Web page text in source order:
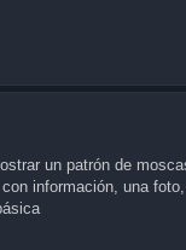
un patrón de
información, una